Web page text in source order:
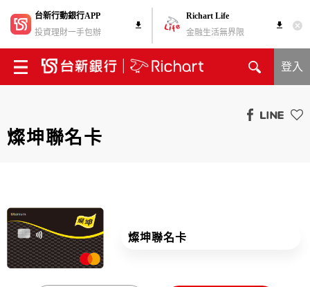
台新行動銀行APP
投資理財一手包辦
Richart Life
金融生活無界限
登入
燦坤聯名卡
燦坤聯名卡